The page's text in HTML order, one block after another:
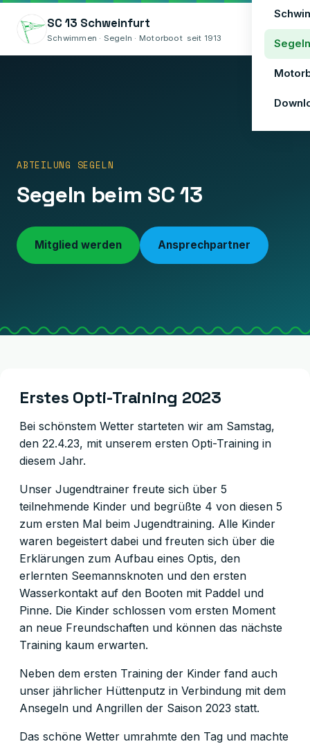
SC 13 Schweinfurt
Schwimmen · Segeln · Motorboot seit 1913 Segeln
❮
ABTEILUNG SEGELN
Segeln beim SC 13
Mitglied werden Ansprechpartner
Erstes Opti-Training 2023
Bei schönstem Wetter starteten wir am Samstag,
den 22.4.23, mit unserem ersten Opti-Training in
diesem Jahr.
Unser Jugendtrainer freute sich über 5
teilnehmende Kinder und begrüßte 4 von diesen 5
zum ersten Mal beim Jugendtraining. Alle Kinder
waren begeistert dabei und freuten sich über die
Erklärungen zum Aufbau eines Optis, den
erlernten Seemannsknoten und den ersten
Wasserkontakt auf den Booten mit Paddel und
Pinne. Die Kinder schlossen vom ersten Moment
an neue Freundschaften und können das nächste
Training kaum erwarten.
Neben dem ersten Training der Kinder fand auch
unser jährlicher Hüttenputz in Verbindung mit dem
Ansegeln und Angrillen der Saison 2023 statt.
Das schöne Wetter umrahmte den Tag und machte